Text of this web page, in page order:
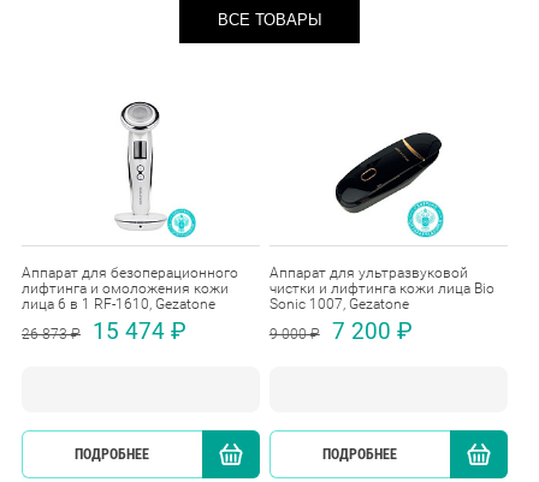
ВСЕ ТОВАРЫ
Аппарат для безоперационного
лифтинга и омоложения кожи
лица 6 в 1 RF-1610, Gezatone
26 873 ₽
15 474 ₽
ПОДРОБНЕЕ КУПИТЬ
Аппарат для ультразвуковой
чистки и лифтинга кожи лица Bio
Sonic 1007, Gezatone
9 000 ₽
7 200 ₽
ПОДРОБНЕЕ